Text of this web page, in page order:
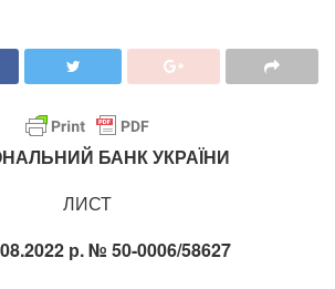
БАНК УКРАЇНИ
ЛИСТ
р. № 50-0006/58627